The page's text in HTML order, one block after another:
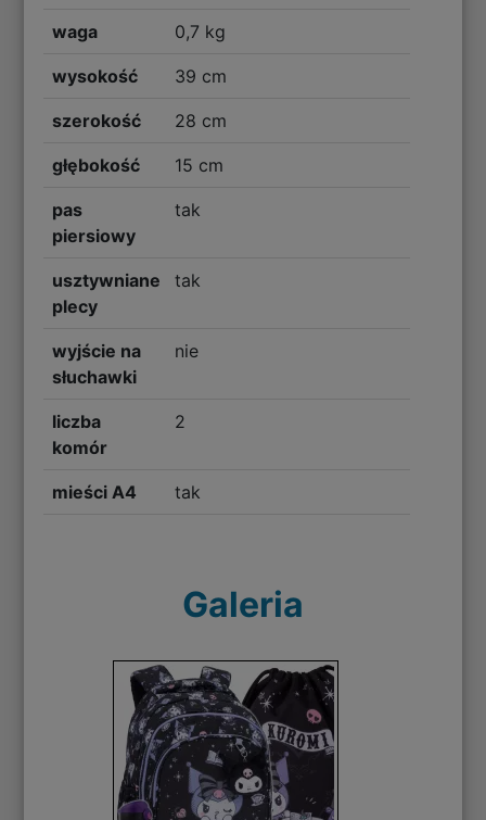
waga 0,7 kg
wysokość 39 cm
szerokość 28 cm
głębokość 15 cm
pas
piersiowy
tak
usztywniane
plecy
tak
wyjście na
słuchawki
nie
liczba
komór
2
mieści A4 tak
Galeria